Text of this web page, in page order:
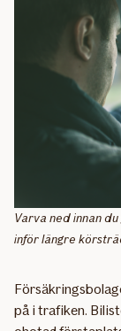
Varva ned innan
inför längre
på i trafiken.